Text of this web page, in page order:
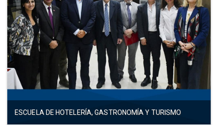
ESCUELA DE HOTELERÍA, GASTRONOMÍA Y TURISMO